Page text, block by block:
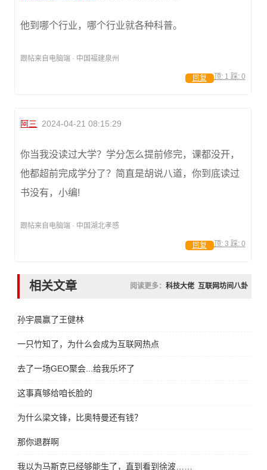
他到哪个行业，哪个行业就各种科普。
跟帖来自电脑端 · 中国福建泉州
顶: 1 踩: 0
回复
阿三 2024-04-21 08:15:29
你当我没读过大学？学分怎么提前修完，课都没开，
他都超前完成学分了？简直是胡说八道，你到底读过
书没有，小编!
跟帖来自电脑端 · 中国湖北孝感
顶: 3 踩: 0
回复
相关文章 阅读更多： 科技大佬 互联网坊间八卦
孙宇晨赢了王健林
一只竹知了，为什么会成为互联网热点
去了一场GEO聚会...给我乐坏了
这事真够给咱长脸的
为什么梁文锋，比奥特曼还有钱？
那你退群啊
我以为马斯克已经够能生了，直到看到徐波……